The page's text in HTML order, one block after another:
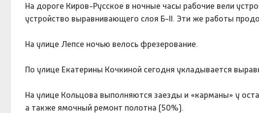
На дороге Киров-Русское в ночные часы рабочие вели
устройство выравнивающего слоя Б-II. Эти же работы
На улице Лепсе ночью велось фрезерование.
По улице Екатерины Кочкиной сегодня укладывается
На улице Кольцова выполняются заезды и «карманы» у
а также ямочный ремонт полотна (50%).